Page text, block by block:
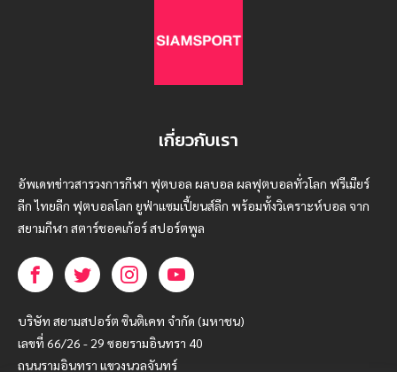
เกี่ยวกับเรา
อัพเดทข่าวสารวงการกีฬา ฟุตบอล ผลบอล ผลฟุตบอลทั่วโลก ฟรีเมียร์
ลีก ไทยลีก ฟุตบอลโลก ยูฟ่าแซมเปี้ยนส์ลีก พร้อมทั้งวิเคราะห์บอล จาก
สยามกีฬา สตาร์ชอคเก้อร์ สปอร์ตพูล
บริษัท สยามสปอร์ต ซินติเคท จำกัด (มหาชน)
เลขที่ 66/26 - 29 ซอยรามอินทรา 40
ถนนรามอินทรา แขวงนวลจันทร์